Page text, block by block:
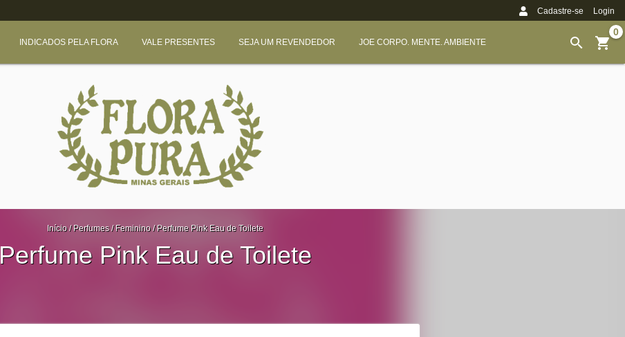
Cadastre-se Login
INDICADOS PELA FLORA VALE PRESENTES SEJA UM REVENDEDOR JOE CORPO. MENTE. AMBIENTE
0
Início / Perfumes / Feminino / Perfume Pink Eau de Toilete
Perfume Pink Eau de Toilete